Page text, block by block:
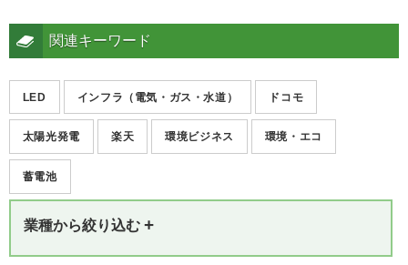
関連キーワード
LED インフラ（電気・ガス・水道） ドコモ
太陽光発電 楽天 環境ビジネス 環境・エコ
蓄電池
業種から絞り込む +